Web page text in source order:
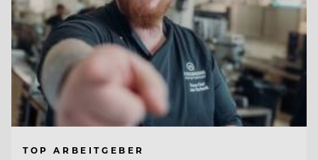
TOP ARBEITGEBER